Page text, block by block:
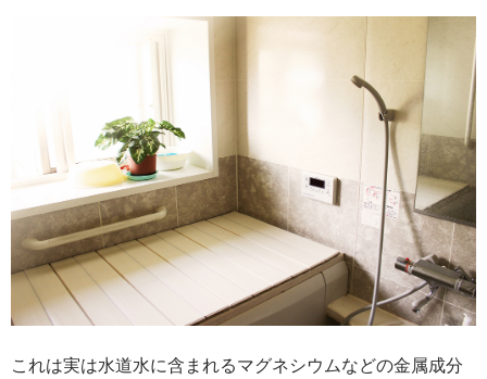
これは実は水道水に含まれるマグネシウムなどの金属成分